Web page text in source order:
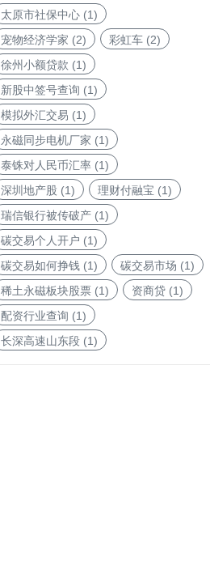
太原市社保中心(1)
宠物经济学家 (2) 彩虹车(2)
徐州小额贷款 (1)
新股中签号查询 (1)
模拟外汇交易 (1)
永磁同步电机厂家 (1)
泰铢对人民币汇率(1)
深圳地产股 (1) 理财付融宝 (1)
瑞信银行被传破产(1)
碳交易个人开户 (1)
碳交易如何挣钱(1) 碳交易市场 (1)
稀土永磁板块股票(1) 资商贷(1)
配资行业查询 (1)
长深高速山东段(1)